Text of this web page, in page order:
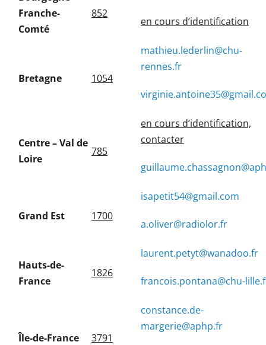
Franche-
Comté
852
en cours d’identification
Bretagne 1054
mathieu.lederlin@chu-
rennes.fr
Centre – Val de
Loire
785
en cours d’identification,
contacter
Grand Est 1700
isapetit54@gmail.com
a.oliver@radiolor.fr
Hauts-de-
France
1826
laurent.petyt@wanadoo.fr
francois.pontana@chu-
Île-de-France 3791
constance.de-
margerie@aphp.fr